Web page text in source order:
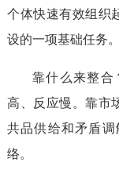
个体快速有效组织
设的一项基础任务。
靠什么来整合
高、反应慢。靠市
共品供给和矛盾
络。